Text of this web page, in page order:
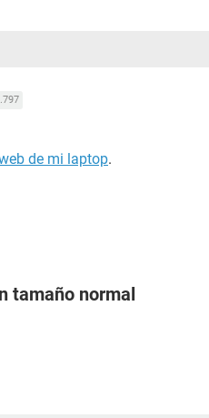
de mi laptop.
tamaño normal